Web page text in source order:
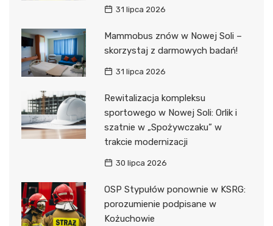
31 lipca 2026
Mammobus znów w Nowej Soli –
skorzystaj z darmowych badań!
31 lipca 2026
Rewitalizacja kompleksu
sportowego w Nowej Soli: Orlik i
szatnie w „Spożywczaku” w
trakcie modernizacji
30 lipca 2026
OSP Stypułów ponownie w KSRG:
porozumienie podpisane w
Kożuchowie